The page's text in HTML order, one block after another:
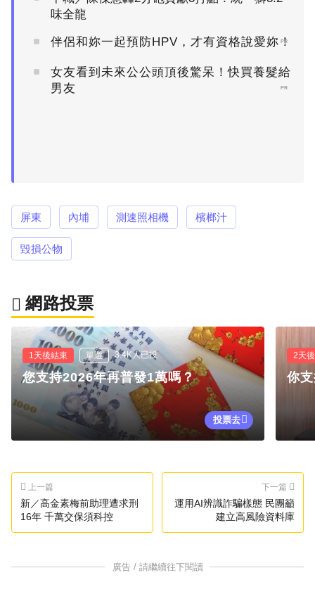
味全龍
伴侶和妳一起預防HPV，才有資格說愛妳！
PR
女友看到未來公公頭頂後驚呆！快買養髮給
男友
PR
屏東 內埔 測速照相機 檳榔汁
毀損公物
網路投票
1天後結束 單選 3.4K人已投
您支持2026年再普發1萬嗎？
投票去
2天
你
上一篇
新／高金素梅前助理遭求刑
16年 千萬交保須科控
下一篇
運用AI辨識詐騙樣態 民團籲
建立高風險資料庫
廣告 / 請繼續往下閱讀